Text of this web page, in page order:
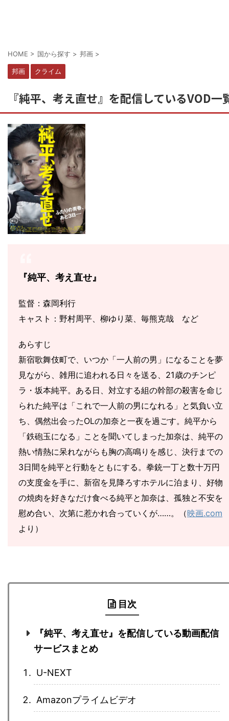
HOME > 国から探す > 邦画 >
邦画 クライム
『純平、考え直せ』を配信しているVOD一
『純平、考え直せ』
監督：森岡利行
キャスト：野村周平、柳ゆり菜、毎熊克哉 など
あらすじ
新宿歌舞伎町で、いつか「一人前の男」になることを夢
見ながら、雑用に追われる日々を送る、21歳のチンピ
ラ・坂本純平。ある日、対立する組の幹部の殺害を命じ
られた純平は「これで一人前の男になれる」と気負い立
ち、偶然出会ったOLの加奈と一夜を過ごす。純平から
「鉄砲玉になる」ことを聞いてしまった加奈は、純平の
熱い情熱に呆れながらも胸の高鳴りを感じ、決行までの
3日間を純平と行動をともにする。拳銃一丁と数十万円
の支度金を手に、新宿を見降ろすホテルに泊まり、好物
の焼肉を好きなだけ食べる純平と加奈は、孤独と不安を
慰め合い、次第に惹かれ合っていくが……。（映画.com
より）
目次
『純平、考え直せ』を配信している動画配信
サービスまとめ
U-NEXT
Amazonプライムビデオ